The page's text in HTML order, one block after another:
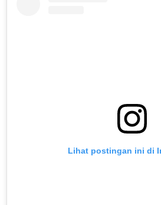
Lihat postingan ini di